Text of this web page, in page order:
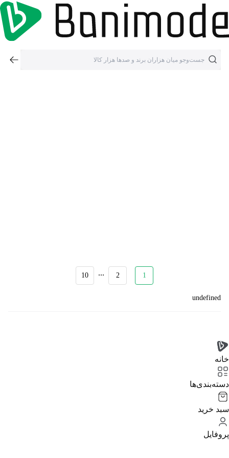
1
2
...
10
undefined
خانه
دسته‌بندی‌‌ها
سبد خرید
پروفایل